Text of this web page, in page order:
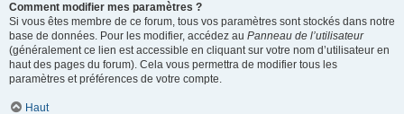
Comment modifier mes paramètres ?
Si vous êtes membre de ce forum, tous vos paramètres sont stockés dans notre
base de données. Pour les modifier, accédez au Panneau de l’utilisateur
(généralement ce lien est accessible en cliquant sur votre nom d’utilisateur en
haut des pages du forum). Cela vous permettra de modifier tous les
paramètres et préférences de votre compte.
Haut